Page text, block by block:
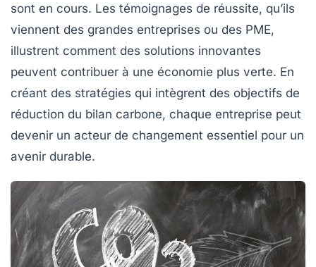
sont en cours. Les témoignages de réussite, qu’ils
viennent des grandes entreprises ou des PME,
illustrent comment des solutions innovantes
peuvent contribuer à une économie plus verte. En
créant des stratégies qui intègrent des objectifs de
réduction du bilan carbone, chaque entreprise peut
devenir un acteur de changement essentiel pour un
avenir durable.